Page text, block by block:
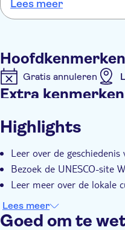
Na het ontbijt verlaat u
Burreh. Dit dorp is
Lees meer
Hoofdkenmerken
Gratis annuleren
Extra kenmerken
Transport inbegrepen
Highlights
Leer over de
Bezoek de UNESCO-site
Leer meer over de lokale
Lees meer
Goed om te